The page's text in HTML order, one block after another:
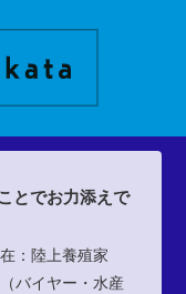
とでお力添えで
：陸上養殖家
バイヤー・水産